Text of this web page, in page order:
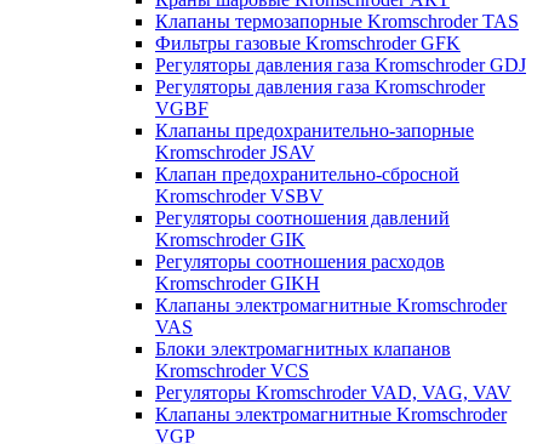
Клапаны термозапорные Kromschroder TAS
Фильтры газовые Kromschroder GFK
Регуляторы давления газа Kromschroder GDJ
Регуляторы давления газа Kromschroder
VGBF
Клапаны предохранительно-запорные
Kromschroder JSAV
Клапан предохранительно-сбросной
Kromschroder VSBV
Регуляторы соотношения давлений
Kromschroder GIK
Регуляторы соотношения расходов
Kromschroder GIKH
Клапаны электромагнитные Kromschroder
VAS
Блоки электромагнитных клапанов
Kromschroder VCS
Регуляторы Kromschroder VAD, VAG, VAV
Клапаны электромагнитные Kromschroder
VGP